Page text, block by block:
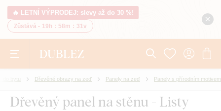
🔥 LETNÍ VÝPRODEJ: slevy až do 30 %!
Zůstává - 19h : 58m : 31v
do bytu Dřevěné obrazy na zeď Panely na zeď Panely s přírodním motivem
Dřevěný panel na stěnu - Listy